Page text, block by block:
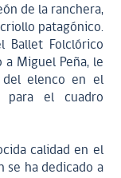
de la ranchera,
patagónico.
Ballet Folclórico
a Miguel Peña, le
del elenco en el
para el cuadro
calidad en el
se ha dedicado a